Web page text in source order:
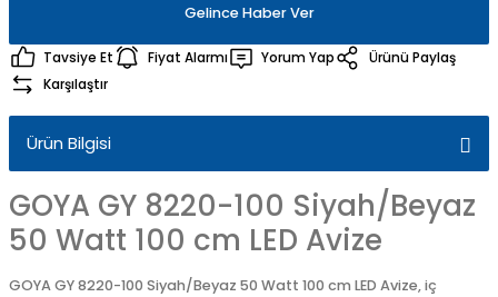
Gelince Haber Ver
Tavsiye Et Fiyat Alarmı Yorum Yap
Ürünü Paylaş
Karşılaştır
Ürün Bilgisi
GOYA GY 8220-100 Siyah/Beyaz
50 Watt 100 cm LED Avize
GOYA GY 8220-100 Siyah/Beyaz 50 Watt 100 cm LED Avize, iç